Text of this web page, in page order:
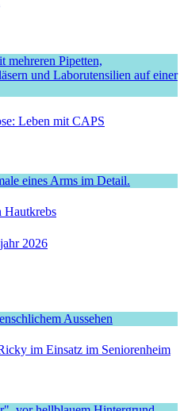
Leben mit CAPS
Hautkrebs
2026
im Einsatz im Seniorenheim